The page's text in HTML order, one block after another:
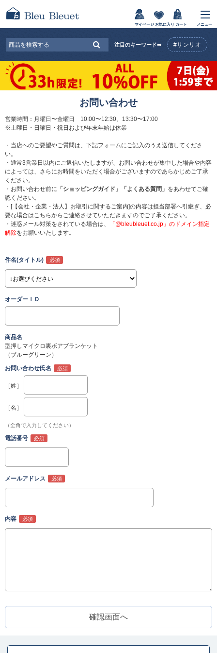
マイページ お気に入り カート メニュー
注目のキーワード➡ #サンリオ
お問い合わせ
営業時間：月曜日〜金曜日 10:00〜12:30、13:30〜17:00
※土曜日・日曜日・祝日および年末年始は休業
・当店へのご要望やご質問は、下記フォームにご記入のうえ送信してくださ
い。
・通常3営業日以内にご返信いたしますが、お問い合わせが集中した場合や内容
によっては、さらにお時間をいただく場合がございますのであらかじめご了承
ください。
・お問い合わせ前に 「ショッピングガイド」 「よくある質問」 をあわせてご確
認ください。
・[【会社・企業・法人】お取引に関するご案内]の内容は担当部署へ引継ぎ、必
要な場合はこちらからご連絡させていただきますのでご了承ください。
・迷惑メール対策をされている場合は、
「@bleubleuet.co.jp」のドメイン指定
解除をお願いいたします。
件名(タイトル)
オーダーＩＤ
商品名
型押しマイクロ裏ボアブランケット
（ブルーグリーン）
お問い合わせ氏名
［姓］
［名］
（全角で入力してください）
電話番号
メールアドレス
内容